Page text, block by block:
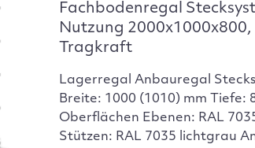
Fachbodenregal
Nutzung
Tragkraft
Lagerregal Anbauregal
Breite: 1000 (1010) mm Tiefe:
Oberflächen Ebenen: RAL
Stützen: RAL 7035 lichtgrau